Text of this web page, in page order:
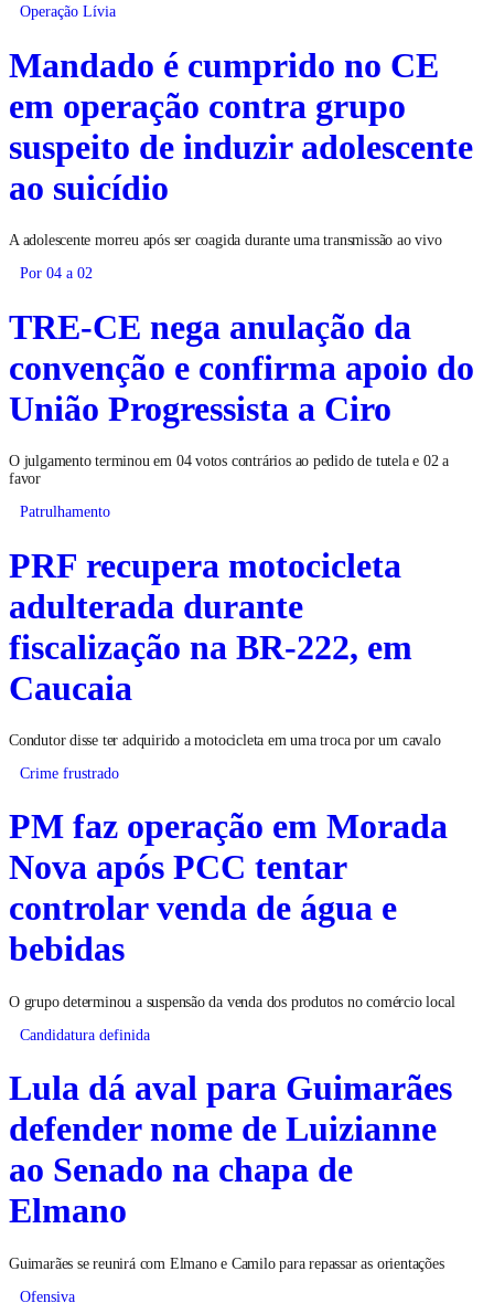
Operação Lívia
Mandado é cumprido no CE
em operação contra grupo
suspeito de induzir adolescente
ao suicídio
A adolescente morreu após ser coagida durante uma transmissão ao vivo
Por 04 a 02
TRE-CE nega anulação da
convenção e confirma apoio do
União Progressista a Ciro
O julgamento terminou em 04 votos contrários ao pedido de tutela e 02 a
favor
Patrulhamento
PRF recupera motocicleta
adulterada durante
fiscalização na BR-222, em
Caucaia
Condutor disse ter adquirido a motocicleta em uma troca por um cavalo
Crime frustrado
PM faz operação em Morada
Nova após PCC tentar
controlar venda de água e
bebidas
O grupo determinou a suspensão da venda dos produtos no comércio local
Candidatura definida
Lula dá aval para Guimarães
defender nome de Luizianne
ao Senado na chapa de
Elmano
Guimarães se reunirá com Elmano e Camilo para repassar as orientações
Ofensiva